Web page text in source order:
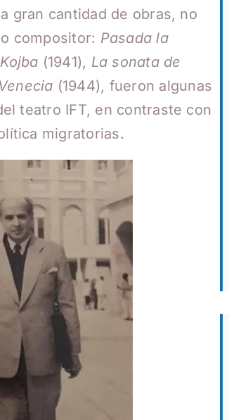
gran cantidad de obras, no
compositor: Pasada la
(1941), La sonata de
(1944), fueron algunas
teatro IFT, en contraste con
migratorias.